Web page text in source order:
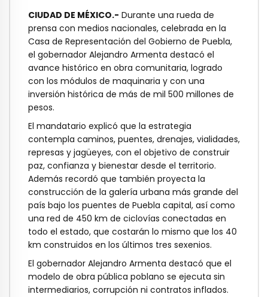
CIUDAD DE MÉXICO.- Durante una rueda de
prensa con medios nacionales, celebrada en la
Casa de Representación del Gobierno de Puebla,
el gobernador Alejandro Armenta destacó el
avance histórico en obra comunitaria, logrado
con los módulos de maquinaria y con una
inversión histórica de más de mil 500 millones de
pesos.
El mandatario explicó que la estrategia
contempla caminos, puentes, drenajes, vialidades,
represas y jagüeyes, con el objetivo de construir
paz, confianza y bienestar desde el territorio.
Además recordó que también proyecta la
construcción de la galería urbana más grande del
país bajo los puentes de Puebla capital, así como
una red de 450 km de ciclovías conectadas en
todo el estado, que costarán lo mismo que los 40
km construidos en los últimos tres sexenios.
El gobernador Alejandro Armenta destacó que el
modelo de obra pública poblano se ejecuta sin
intermediarios, corrupción ni contratos inflados.